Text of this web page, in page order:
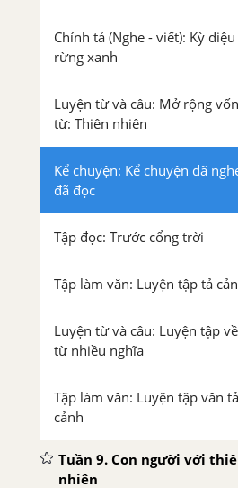
Chính tả (Nghe - viết): Kỳ diệu
rừng xanh
Luyện từ và câu: Mở rộng vốn
từ: Thiên nhiên
Kể chuyện: Kể chuyện đã
đã đọc
Tập đọc: Trước cổng trời
Tập làm văn: Luyện tập tả
Luyện từ và câu: Luyện tập về
từ nhiều nghĩa
Tập làm văn: Luyện tập văn tả
cảnh
Tuần 9. Con người với
nhiên